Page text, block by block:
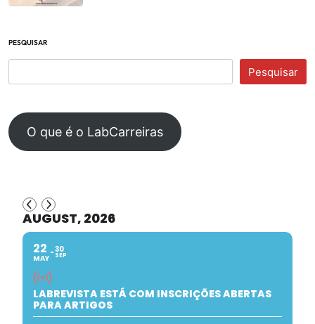
PESQUISAR
Pesquisar
O que é o LabCarreiras
AUGUST, 2026
22
MAY
30
SEP
LABREVISTA ESTÁ COM INSCRIÇÕES ABERTAS
PARA ARTIGOS